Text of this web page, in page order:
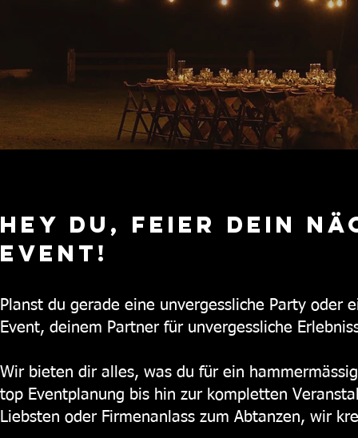
Hey du, feier dein
Event!
Planst du gerade eine unvergessliche Party oder
Event, deinem Partner für unvergessliche
Wir bieten dir alles, was du für ein
top Eventplanung bis hin zur kompletten
Liebsten oder Firmenanlass zum Abtanzen, wir